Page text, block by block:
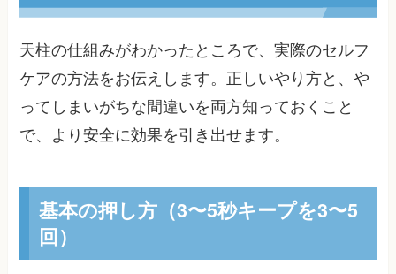
天柱の仕組みがわかったところで、実際のセルフ
ケアの方法をお伝えします。正しいやり方と、や
ってしまいがちな間違いを両方知っておくこと
で、より安全に効果を引き出せます。
基本の押し方（3〜5秒キープを3〜5
回）